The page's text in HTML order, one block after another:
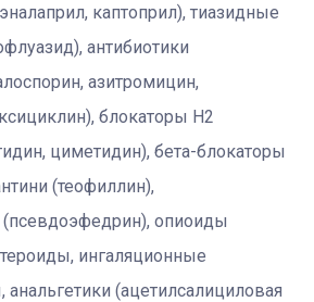
каптоприл), тиазидные
антибиотики
азитромицин,
блокаторы Н2
циметидин), бета-блокаторы
(теофиллин),
опиоиды
ингаляционные
анальгетики (ацетилсалициловая